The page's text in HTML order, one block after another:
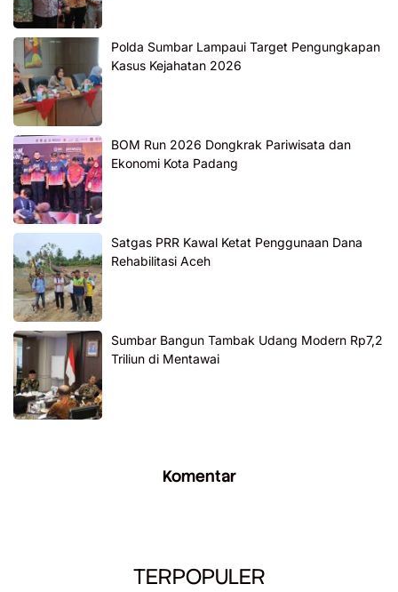
Polda Sumbar Lampaui Target Pengungkapan
Kasus Kejahatan 2026
BOM Run 2026 Dongkrak Pariwisata dan
Ekonomi Kota Padang
Satgas PRR Kawal Ketat Penggunaan Dana
Rehabilitasi Aceh
Sumbar Bangun Tambak Udang Modern Rp7,2
Triliun di Mentawai
Komentar
TERPOPULER